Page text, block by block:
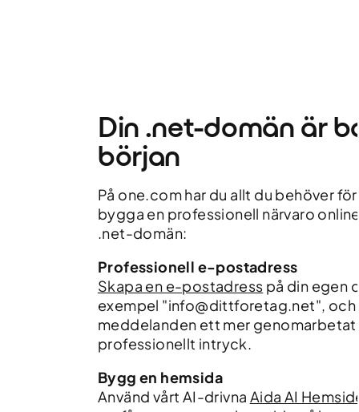
Din .net-domän är
början
På one.com har du allt du behöver
bygga en professionell närvaro
.net-domän:
Professionell e-postadress
Skapa en e-postadress på din egen
exempel "info@dittforetag.net", och
meddelanden ett mer
professionellt intryck.
Bygg en hemsida
Använd vårt AI-drivna Aida AI